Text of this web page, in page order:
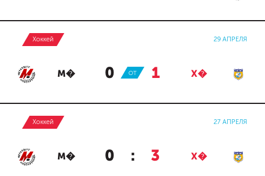
Хоккей 29 АПРЕЛЯ
М� 0 : 1 Х�
ОТ
Хоккей 27 АПРЕЛЯ
М� 0 : 3 Х�